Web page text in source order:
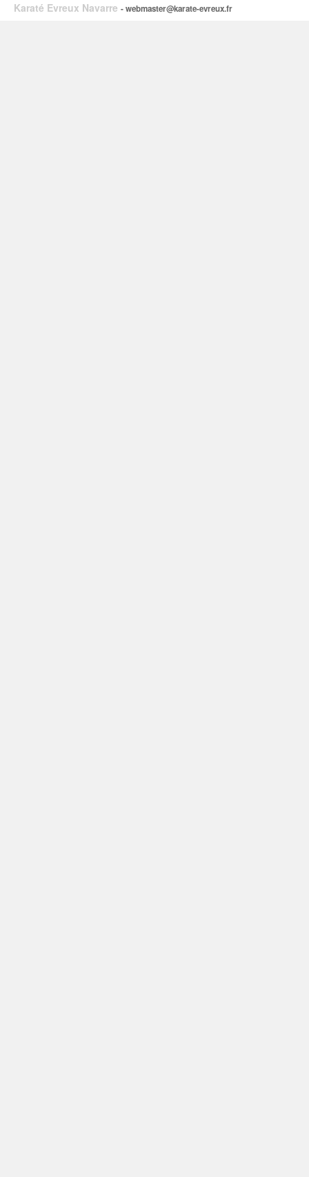
Karaté Evreux Navarre - webmaster@karate-evreux.fr